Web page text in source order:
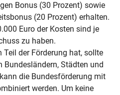
Bonus (30 Prozent) sowie
(20 Prozent) erhalten.
Euro der Kosten sind je
zu haben.
der Förderung hat, sollte
Bundesländern, Städten und
die Bundesförderung mit
werden. Um keine